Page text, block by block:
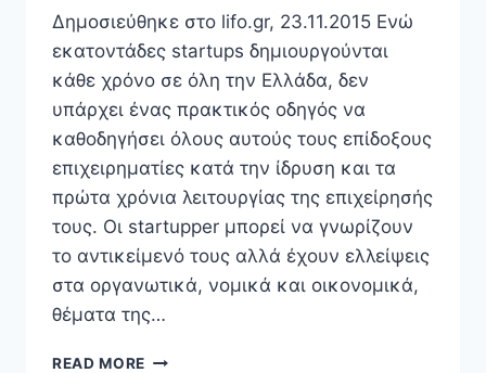
Δημοσιεύθηκε στο lifo.gr, 23.11.2015 Ενώ
εκατοντάδες startups δημιουργούνται
κάθε χρόνο σε όλη την Ελλάδα, δεν
υπάρχει ένας πρακτικός οδηγός να
καθοδηγήσει όλους αυτούς τους επίδοξους
επιχειρηματίες κατά την ίδρυση και τα
πρώτα χρόνια λειτουργίας της επιχείρησής
τους. Οι startupper μπορεί να γνωρίζουν
το αντικείμενό τους αλλά έχουν ελλείψεις
στα οργανωτικά, νομικά και οικονομικά,
θέματα της…
READ MORE